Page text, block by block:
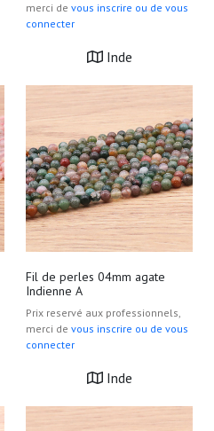
merci de vous inscrire ou de vous
connecter
Inde
Fil de perles 04mm agate
Indienne A
Prix reservé aux professionnels,
merci de vous inscrire ou de vous
connecter
Inde